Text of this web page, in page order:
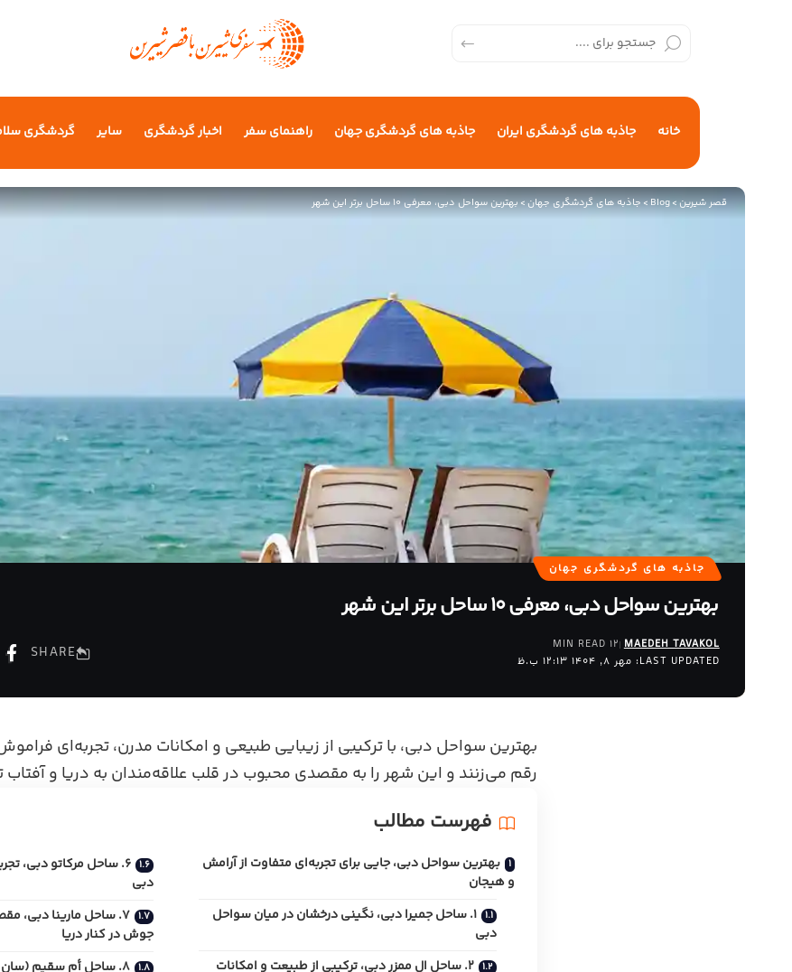
خانه جاذبه های گردشگری ایران جاذبه های گردشگری جهان راهنمای سفر اخبار گردشگری سایر گردشگری
قصر شیرین>
Blog
>جاذبه های گردشگری جهان>بهترین سواحل دبی، معرفی 10 ساحل برتر این شهر
جاذبه های گردشگری جهان
بهترین سواحل دبی، معرفی 10 ساحل برتر این شهر
LAST UPDATED: مهر 8, 1404 12:13 ب.ظ
MAEDEH TAVAKOL
12 MIN READ
SHARE
بهترین سواحل دبی، با ترکیبی از زیبایی طبیعی و امکانات مدرن، تجربه‌ای
رقم می‌زنند و این شهر را به مقصدی محبوب در قلب علاقه‌مندان به دریا و آفتاب
فهرست مطالب
بهترین سواحل دبی، جایی برای تجربه‌ای متفاوت از آرامش
و هیجان
1. ساحل جمیرا دبی، نگینی درخشان در میان سواحل
دبی
2. ساحل ال ممزر دبی، ترکیبی از طبیعت و امکانات
6. ساحل مرکاتو دبی،
دبی
7. ساحل مارینا دبی،
جوش در کنار دریا
8. ساحل أم سقیم